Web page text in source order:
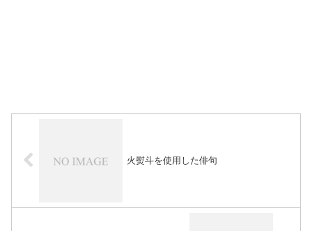
火熨斗を使用した俳句